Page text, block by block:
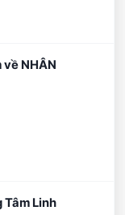
NHÂN
Tâm Linh